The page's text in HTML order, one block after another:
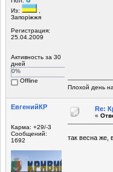
Из:
Запоріжжя
Регистрация:
25.04.2009
Активность за 30
дней
0%
Offline
Плохой день
ЕвгенийКР
Карма: +29/-3
Сообщений:
1692
Re:
«
так весна же,